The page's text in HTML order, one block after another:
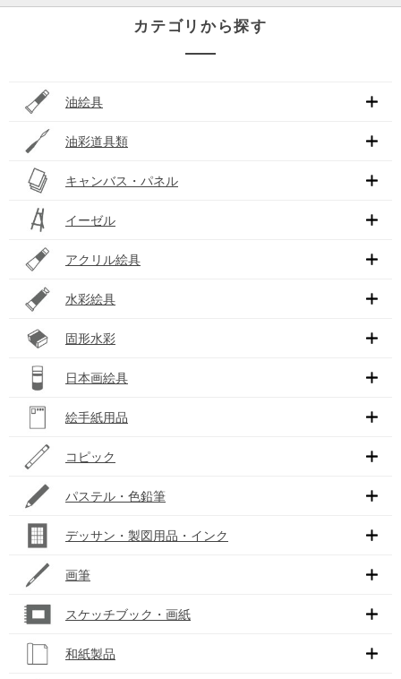
カテゴリから探す
油絵具
油彩道具類
キャンバス・パネル
イーゼル
アクリル絵具
水彩絵具
固形水彩
日本画絵具
絵手紙用品
コピック
パステル・色鉛筆
デッサン・製図用品・インク
画筆
スケッチブック・画紙
和紙製品